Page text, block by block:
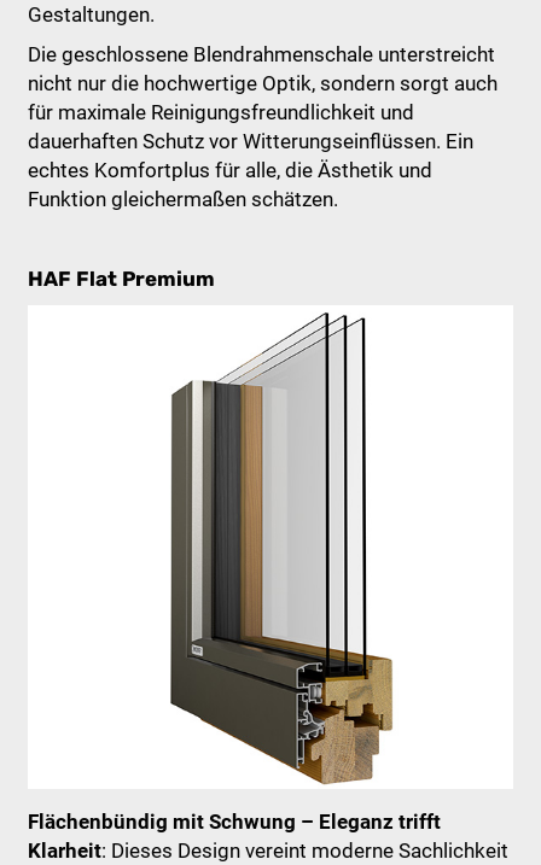
Gestaltungen.
Die geschlossene Blendrahmenschale unterstreicht
nicht nur die hochwertige Optik, sondern sorgt auch
für maximale Reinigungsfreundlichkeit und
dauerhaften Schutz vor Witterungseinflüssen. Ein
echtes Komfortplus für alle, die Ästhetik und
Funktion gleichermaßen schätzen.
HAF Flat Premium
Flächenbündig mit Schwung – Eleganz trifft
Klarheit: Dieses Design vereint moderne Sachlichkeit